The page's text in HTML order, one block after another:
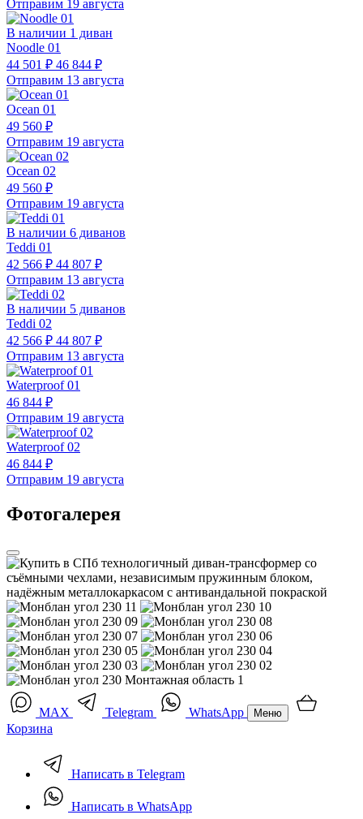
Отправим 19 августа
В наличии 1 диван
Noodle 01
44 501 ₽ 46 844 ₽
Отправим 13 августа
Ocean 01
49 560 ₽
Отправим 19 августа
Ocean 02
49 560 ₽
Отправим 19 августа
В наличии 6 диванов
Teddi 01
42 566 ₽ 44 807 ₽
Отправим 13 августа
В наличии 5 диванов
Teddi 02
42 566 ₽ 44 807 ₽
Отправим 13 августа
Waterproof 01
46 844 ₽
Отправим 19 августа
Waterproof 02
46 844 ₽
Отправим 19 августа
Фотогалерея
MAX Telegram WhatsApp Меню
Корзина
Написать в Telegram
Написать в WhatsApp